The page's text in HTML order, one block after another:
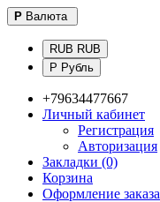
Р Валюта
RUB RUB
Р Рубль
+79634477667
Личный кабинет
Регистрация
Авторизация
Закладки (0)
Корзина
Оформление заказа